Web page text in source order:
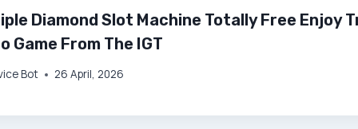
Diamond Slot Machine Totally Free Enjoy
Game From The IGT
Bot 26 April, 2026